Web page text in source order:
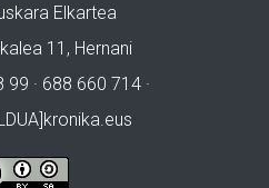
Elkartea
11, Hernani
99 · 688 660 714 ·